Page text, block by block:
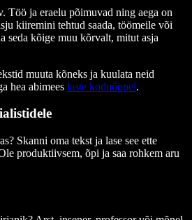
Töö ja eraelu põimuvad ning aega on
kiiremini tehtud saada, töömeile või
seda kõige muu kõrvalt, mitut asja
muuta kõneks ja kuulata neid
hea abimees laste koduõppel.
Skanni oma tekst ja lase see ette
produktiivsem, õpi ja saa rohkem aru